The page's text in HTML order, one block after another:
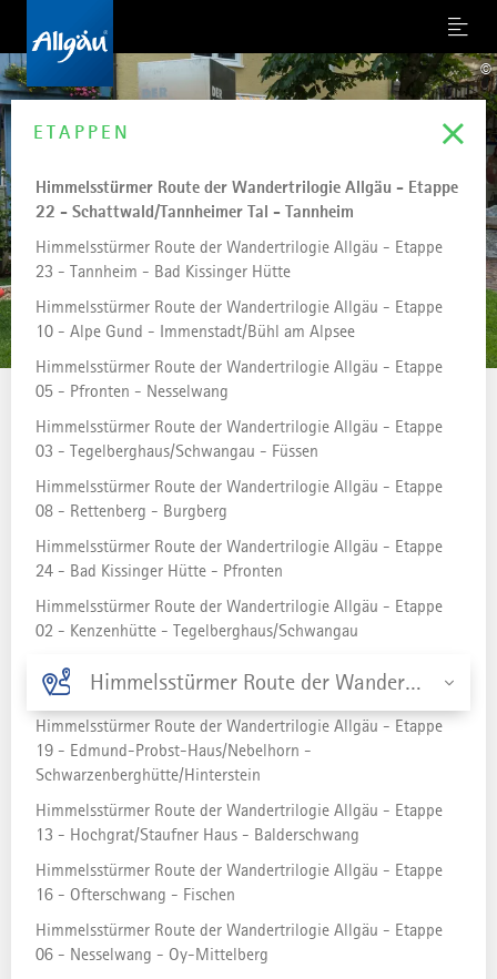
Menu
Himmelsstürmer Route
der Wandertrilogie
Allgäu - Etappe 12 -
Oberstaufen -
Hochgrat/Staufner Haus
ETAPPEN
Himmelsstürmer Route der Wandertrilogie Allgäu - Etappe
22 - Schattwald/Tannheimer Tal - Tannheim
Himmelsstürmer Route der Wandertrilogie Allgäu - Etappe
23 - Tannheim - Bad Kissinger Hütte
Himmelsstürmer Route der Wandertrilogie Allgäu - Etappe
10 - Alpe Gund - Immenstadt/Bühl am Alpsee
Himmelsstürmer Route der Wandertrilogie Allgäu - Etappe
05 - Pfronten - Nesselwang
Himmelsstürmer Route der Wandertrilogie Allgäu - Etappe
03 - Tegelberghaus/Schwangau - Füssen
Himmelsstürmer Route der Wandertrilogie Allgäu - Etappe
08 - Rettenberg - Burgberg
Himmelsstürmer Route der Wandertrilogie Allgäu - Etappe
24 - Bad Kissinger Hütte - Pfronten
Himmelsstürmer Route der Wandertrilogie Allgäu - Etappe
02 - Kenzenhütte - Tegelberghaus/Schwangau
Himmelsstürmer-Route der Wandertrilogie Allgäu - Etappe
01 - Etappe 24
Himmelsstürmer Route der Wandertrilogie Allgäu - Etappe
19 - Edmund-Probst-Haus/Nebelhorn -
Schwarzenberghütte/Hinterstein
Himmelsstürmer Route der Wandertrilogie Allgäu - Etappe
13 - Hochgrat/Staufner Haus - Balderschwang
Himmelsstürmer Route der Wandertrilogie Allgäu - Etappe
16 - Ofterschwang - Fischen
Himmelsstürmer Route der Wandertrilogie Allgäu - Etappe
06 - Nesselwang - Oy-Mittelberg
Himmelsstürmer Route der Wandertrilogie Allgäu - Etappe 22 - Schattwald/Tannheimer Tal - Tannheim
©
STRECKE
19,43 km
8:30 h
AUFSTIEG
1622 Hm